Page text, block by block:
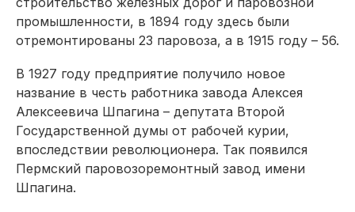
промышленности, в 1894 году здесь были
отремонтированы 23 паровоза, а в 1915 году – 56.
В 1927 году предприятие получило новое
название в честь работника завода Алексея
Алексеевича Шпагина – депутата Второй
Государственной думы от рабочей курии,
впоследствии революционера. Так появился
Пермский паровозоремонтный завод имени
Шпагина.